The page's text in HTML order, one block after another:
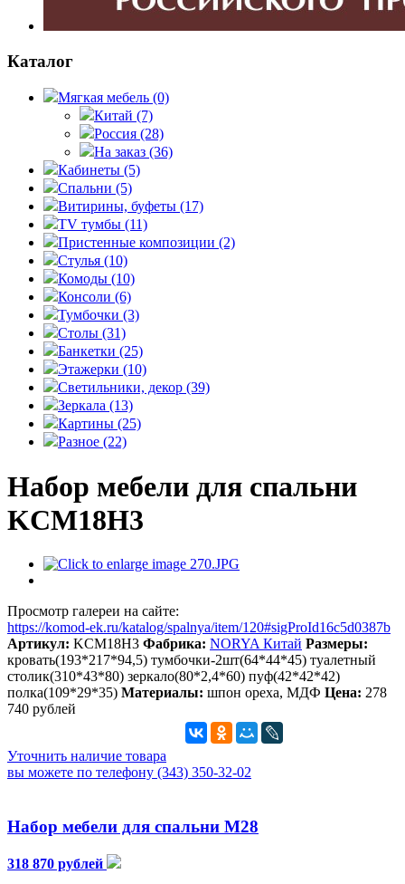
Каталог
Мягкая мебель (0)
Китай (7)
Россия (28)
На заказ (36)
Кабинеты (5)
Спальни (5)
Витирины, буфеты (17)
TV тумбы (11)
Пристенные композиции (2)
Стулья (10)
Комоды (10)
Консоли (6)
Тумбочки (3)
Столы (31)
Банкетки (25)
Этажерки (10)
Светильники, декор (39)
Зеркала (13)
Картины (25)
Разное (22)
Набор мебели для спальни
KCM18H3
Просмотр галереи на сайте:
https://komod-ek.ru/katalog/spalnya/item/120#sigProId16c5d0387b
Артикул: KCM18H3 Фабрика: NORYA Китай Размеры:
кровать(193*217*94,5) тумбочки-2шт(64*44*45) туалетный
столик(310*43*80) зеркало(80*2,4*60) пуф(42*42*42)
полка(109*29*35) Материалы: шпон ореха, МДФ Цена: 278
740 рублей
Уточнить наличие товара
вы можете по телефону (343) 350-32-02
Набор мебели для спальни М28
318 870 рублей